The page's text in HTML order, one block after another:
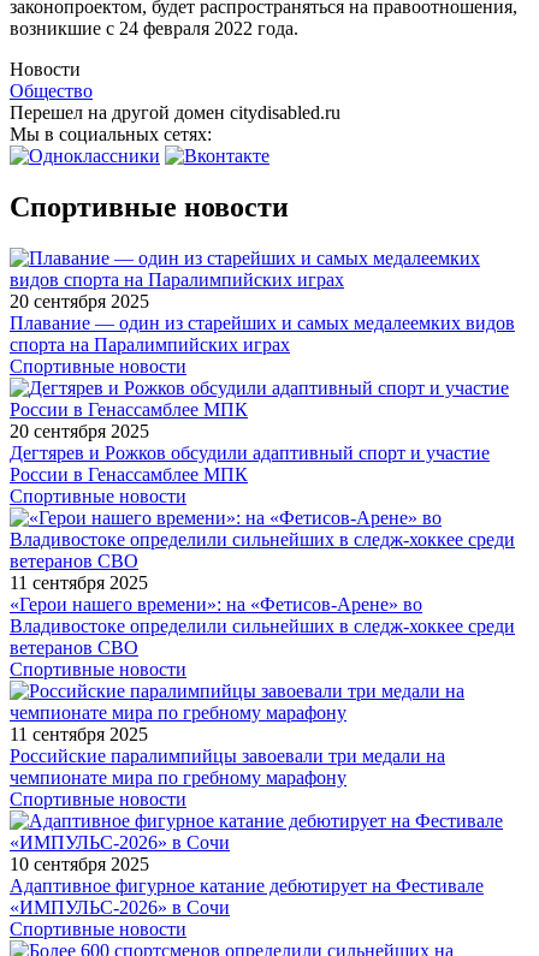
законопроектом, будет распространяться на правоотношения,
возникшие с 24 февраля 2022 года.
Новости
Общество
Перешел на другой домен citydisabled.ru
Мы в социальных сетях:
Спортивные новости
20 сентября 2025
Плавание — один из старейших и самых медалеемких видов
спорта на Паралимпийских играх
Спортивные новости
20 сентября 2025
Дегтярев и Рожков обсудили адаптивный спорт и участие
России в Генассамблее МПК
Спортивные новости
11 сентября 2025
«Герои нашего времени»: на «Фетисов-Арене» во
Владивостоке определили сильнейших в следж-хоккее среди
ветеранов СВО
Спортивные новости
11 сентября 2025
Российские паралимпийцы завоевали три медали на
чемпионате мира по гребному марафону
Спортивные новости
10 сентября 2025
Адаптивное фигурное катание дебютирует на Фестивале
«ИМПУЛЬС-2026» в Сочи
Спортивные новости